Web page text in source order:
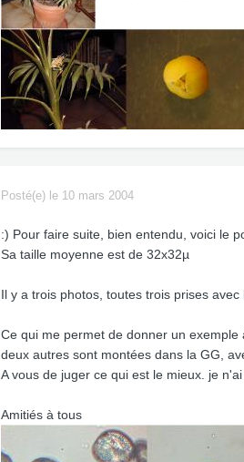
Posté(e) le 10 mars 2004
:) Pour faire suite, bien entendu, voici le
Sa taille moyenne est de 32x32µ
Il y a trois photos, toutes trois prises
Ce qui me permet de donner un
deux autres sont montées dans la GG,
A vous de juger ce qui est le mieux. je
Amitiés à tous